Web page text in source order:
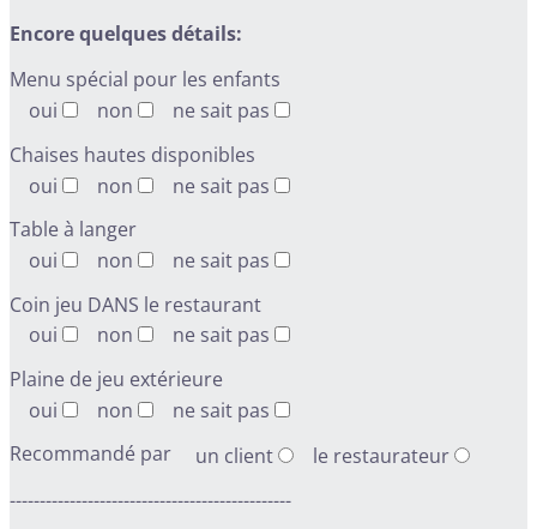
Encore quelques détails:
Menu spécial pour les enfants
oui
non
ne sait pas
Chaises hautes disponibles
oui
non
ne sait pas
Table à langer
oui
non
ne sait pas
Coin jeu DANS le restaurant
oui
non
ne sait pas
Plaine de jeu extérieure
oui
non
ne sait pas
Recommandé par
un client
le restaurateur
-----------------------------------------------